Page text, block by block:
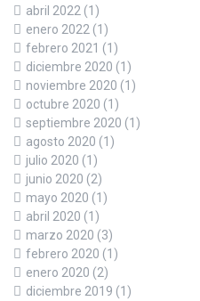
abril 2022 (1)
enero 2022 (1)
febrero 2021 (1)
diciembre 2020 (1)
noviembre 2020 (1)
octubre 2020 (1)
septiembre 2020 (1)
agosto 2020 (1)
julio 2020 (1)
junio 2020 (2)
mayo 2020 (1)
abril 2020 (1)
marzo 2020 (3)
febrero 2020 (1)
enero 2020 (2)
diciembre 2019 (1)